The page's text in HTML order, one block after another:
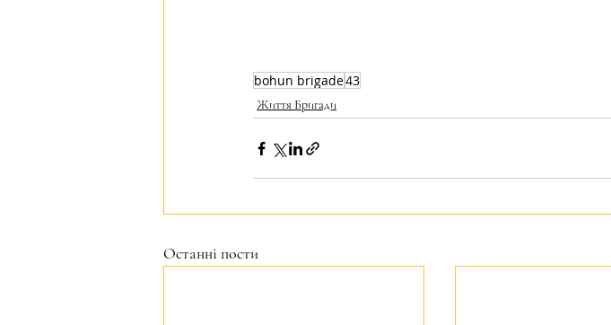
bohun brigade43
Життя Бригади
Останні пости